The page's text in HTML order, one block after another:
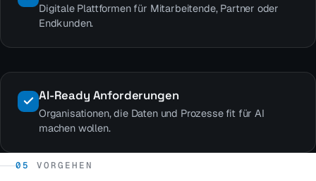
Digitale Plattformen für Mitarbeitende, Partner oder
Endkunden.
AI-Ready Anforderungen
Organisationen, die Daten und Prozesse fit für AI
machen wollen.
05 VORGEHEN